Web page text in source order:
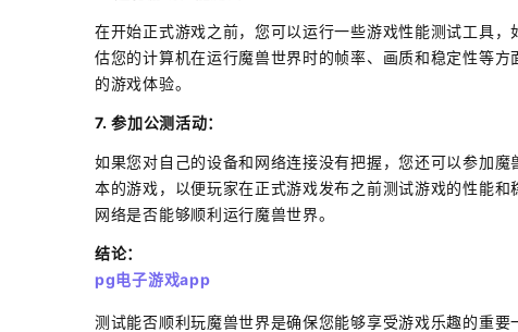
在开始正式游戏之前，您可以运行一些游戏性能测试工具
估您的计算机在运行魔兽世界时的帧率、画质和稳定性等
的游戏体验。
7. 参加公测活动：
如果您对自己的设备和网络连接没有把握，您还可以参加
本的游戏，以便玩家在正式游戏发布之前测试游戏的性能
网络是否能够顺利运行魔兽世界。
结论：
pg电子游戏app
测试能否顺利玩魔兽世界是确保您能够享受游戏乐趣的重